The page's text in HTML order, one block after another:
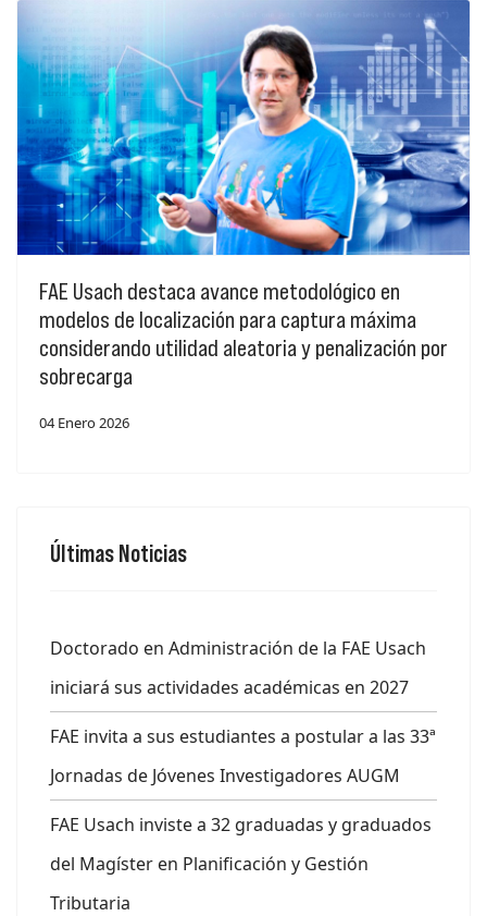
FAE Usach destaca avance metodológico en
modelos de localización para captura máxima
considerando utilidad aleatoria y penalización por
sobrecarga
04 Enero 2026
Últimas Noticias
Doctorado en Administración de la FAE Usach
iniciará sus actividades académicas en 2027
FAE invita a sus estudiantes a postular a las 33ª
Jornadas de Jóvenes Investigadores AUGM
FAE Usach inviste a 32 graduadas y graduados
del Magíster en Planificación y Gestión
Tributaria